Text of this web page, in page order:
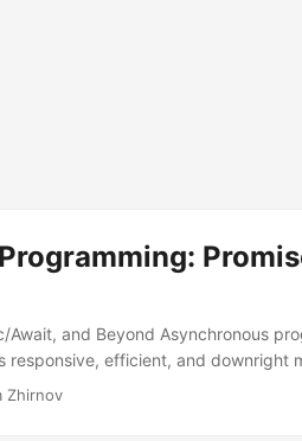
and Beyond Asynchronous
efficient, and downright
spinning wheel of death while your
Zhirnov